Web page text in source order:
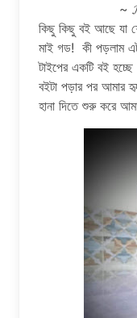
~ 𝓕𝓻𝓪𝓷𝓴
কিছু কিছু বই আছে যা
মাই গড! কী পড়লাম
টাইপের একটি বই
বইটা পড়ার পর আমার
হানা দিতে শুরু করে